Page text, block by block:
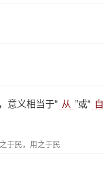
意义相当于“ 从 ”或“ 自
于民，用之于民